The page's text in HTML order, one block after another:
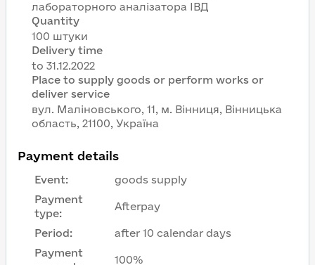
лабораторного аналізатора ІВД
Quantity
100 штуки
Delivery time
Place to supply goods or perform works or
deliver service
вул. Маліновського, 11, м. Вінниця, Вінницька
область, 21100, Україна
Payment details
Event:
goods supply
Payment
type:
Afterpay
Period:
after 10 calendar days
Payment
100%